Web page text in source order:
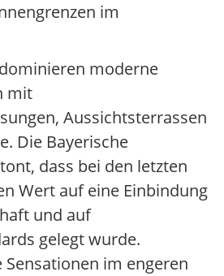
im
moderne
mit
Aussichtsterrassen
Die Bayerische
dass bei den letzten
Wert auf eine Einbindung
und auf
gelegt wurde.
im engeren